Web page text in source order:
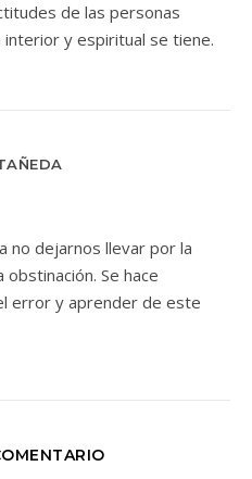
de las personas
y espiritual se tiene.
no dejarnos llevar por la
obstinación. Se hace
error y aprender de este